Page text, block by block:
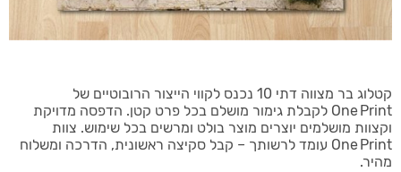
קטלוג בר מצווה דתי 10 נכנס לקווי הייצור הרובוטיים של
One Print לקבלת גימור מושלם בכל פרט קטן. הדפסה מדויקת
וקצוות מושלמים יוצרים מוצר בולט ומרשים בכל שימוש. צוות
One Print עומד לרשותך – קבל סקיצה ראשונית, הדרכה ומשלוח
מהיר.